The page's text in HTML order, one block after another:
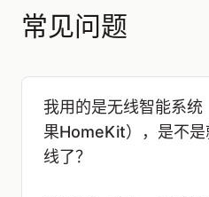
常见问题
我用的是无线智能系统
果HomeKit），是不是
线了？